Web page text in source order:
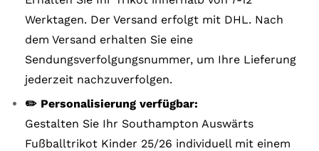
Werktagen. Der Versand erfolgt mit DHL. Nach
dem Versand erhalten Sie eine
Sendungsverfolgungsnummer, um Ihre Lieferung
jederzeit nachzuverfolgen.
✏️ Personalisierung verfügbar:
Gestalten Sie Ihr Southampton Auswärts
Fußballtrikot Kinder 25/26 individuell mit einem